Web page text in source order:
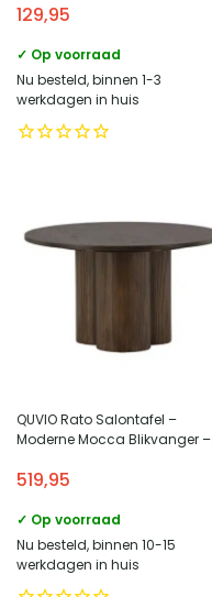
2
129,95
✓ Op voorraad
Nu besteld, binnen 1-3
werkdagen in huis
QUVIO Rato Salontafel –
Moderne Mocca Blikvanger –
519,95
✓ Op voorraad
Nu besteld, binnen 10-15
werkdagen in huis